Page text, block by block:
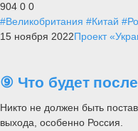
904 0 0
#Великобритания #Китай
15 ноября 2022Проект
⑨ Что будет
Никто не должен быть
выхода, особенно Россия.